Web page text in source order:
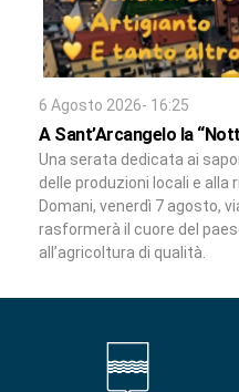
6 Agosto 2026- 16:25
A Sant’Arcangelo la
Una serata dedicata ai
delle produzioni locali e
Domani, venerdì 7 agosto,
rasformerà il cuore del
all’agricoltura di qualità.